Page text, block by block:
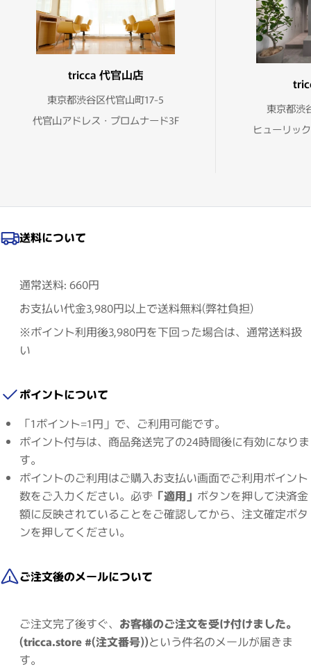
tricca 代官山店
東京都渋谷区代官山町17-5
代官山アドレス・プロムナード3F
東京都渋
ヒューリッ
送料について
通常送料: 660円
お支払い代金3,980円以上で送料無料(弊社負担)
※ポイント利用後3,980円を下回った場合は、通常送料扱
い
ポイントについて
「1ポイント=1円」で、ご利用可能です。
ポイント付与は、商品発送完了の24時間後に有効になりま
す。
ポイントのご利用はご購入お支払い画面でご利用ポイント
数をご入力ください。必ず 「適用」 ボタンを押して決済金
額に反映されていることをご確認してから、注文確定ボタ
ンを押してください。
ご注文後のメールについて
ご注文完了後すぐ、 お客様のご注文を受け付けました。
(tricca.store #(注文番号))という件名のメールが届きま
す。